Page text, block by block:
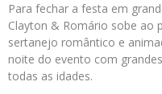
Para fechar a festa em
Clayton & Romário sobe ao
sertanejo romântico e
noite do evento com
todas as idades.